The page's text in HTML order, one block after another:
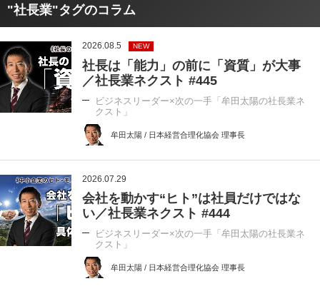
"社長業"タグのコラム
2026.08.5 NEW
社長は「能力」の前に「資質」が大事
／社長業ネクスト #445
ビジネスリーダー×次の一手「牟田太陽の社長業ネ
クスト」
牟田太陽 / 日本経営合理化協会 理事長
2026.07.29
会社を動かす“ヒト”は社員だけではな
い／社長業ネクスト #444
ビジネスリーダー×次の一手「牟田太陽の社長業ネ
クスト」
牟田太陽 / 日本経営合理化協会 理事長